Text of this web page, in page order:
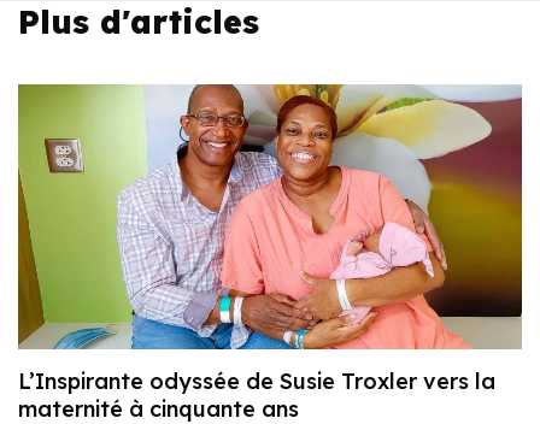
Plus d'articles
L’Inspirante odyssée de Susie Troxler vers la
maternité à cinquante ans